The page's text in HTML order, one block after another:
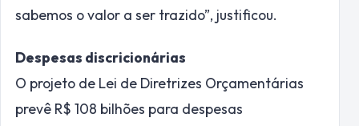
sabemos o valor a ser trazido”, justificou.
Despesas discricionárias
O projeto de Lei de Diretrizes Orçamentárias
prevê R$ 108 bilhões para despesas